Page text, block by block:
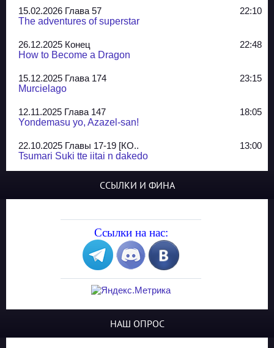
15.02.2026 Глава 57
22:10
The adventures of superstar
26.12.2025 Конец
22:48
How to Become a Dragon
15.12.2025 Глава 174
23:15
Murcielago
12.11.2025 Глава 147
18:05
Yondemasu yo, Azazel-san!
22.10.2025 Главы 17-19 [КО..
13:00
Tsumari Suki tte iitai n dakedo
Yozakura Shijuusou
08.08.2025 Глава 50
A Compendium of Ghosts
29.07.2025 Shirokuro
The King of Home Cooking
ССЫЛКИ И ФИНА
Ссылки на нас:
НАШ ОПРОС